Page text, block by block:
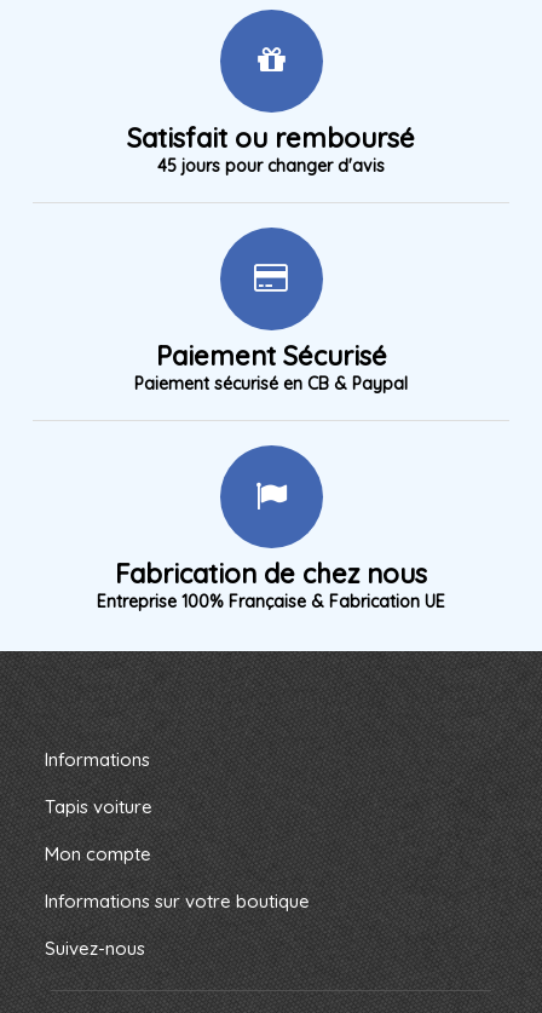
Satisfait ou remboursé
45 jours pour changer d'avis
Paiement Sécurisé
Paiement sécurisé en CB & Paypal
Fabrication de chez nous
Entreprise 100% Française & Fabrication UE
Informations
Tapis voiture
Mon compte
Informations sur votre boutique
Suivez-nous